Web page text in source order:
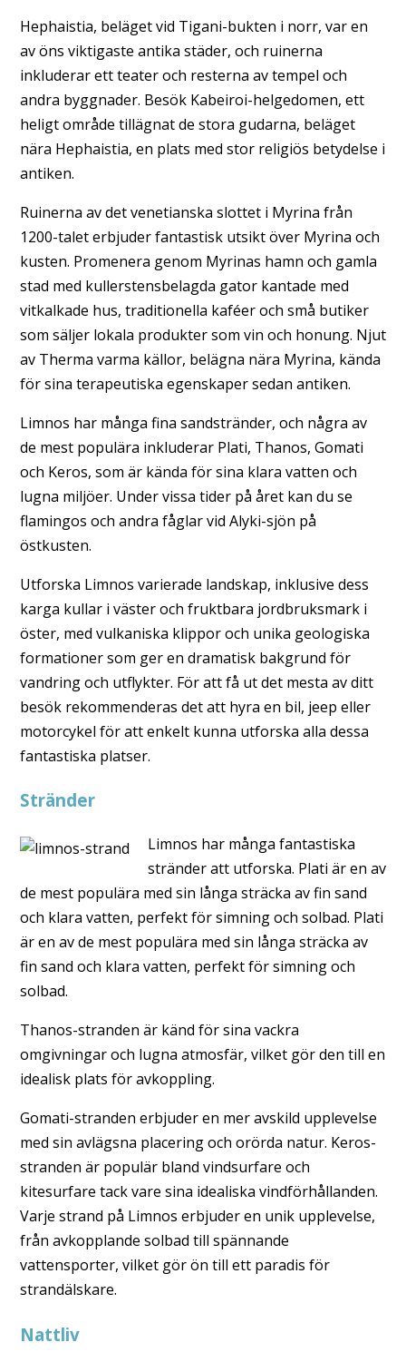
Hephaistia, beläget vid Tigani-bukten i norr, var en
av öns viktigaste antika städer, och ruinerna
inkluderar ett teater och resterna av tempel och
andra byggnader. Besök Kabeiroi-helgedomen, ett
heligt område tillägnat de stora gudarna, beläget
nära Hephaistia, en plats med stor religiös betydelse i
antiken.
Ruinerna av det venetianska slottet i Myrina från
1200-talet erbjuder fantastisk utsikt över Myrina och
kusten. Promenera genom Myrinas hamn och gamla
stad med kullerstensbelagda gator kantade med
vitkalkade hus, traditionella kaféer och små butiker
som säljer lokala produkter som vin och honung. Njut
av Therma varma källor, belägna nära Myrina, kända
för sina terapeutiska egenskaper sedan antiken.
Limnos har många fina sandstränder, och några av
de mest populära inkluderar Plati, Thanos, Gomati
och Keros, som är kända för sina klara vatten och
lugna miljöer. Under vissa tider på året kan du se
flamingos och andra fåglar vid Alyki-sjön på
östkusten.
Utforska Limnos varierade landskap, inklusive dess
karga kullar i väster och fruktbara jordbruksmark i
öster, med vulkaniska klippor och unika geologiska
formationer som ger en dramatisk bakgrund för
vandring och utflykter. För att få ut det mesta av ditt
besök rekommenderas det att hyra en bil, jeep eller
motorcykel för att enkelt kunna utforska alla dessa
fantastiska platser.
Stränder
Limnos har många fantastiska
stränder att utforska. Plati är en av
de mest populära med sin långa sträcka av fin sand
och klara vatten, perfekt för simning och solbad. Plati
är en av de mest populära med sin långa sträcka av
fin sand och klara vatten, perfekt för simning och
solbad.
Thanos-stranden är känd för sina vackra
omgivningar och lugna atmosfär, vilket gör den till en
idealisk plats för avkoppling.
Gomati-stranden erbjuder en mer avskild upplevelse
med sin avlägsna placering och orörda natur. Keros-
stranden är populär bland vindsurfare och
kitesurfare tack vare sina idealiska vindförhållanden.
Varje strand på Limnos erbjuder en unik upplevelse,
från avkopplande solbad till spännande
vattensporter, vilket gör ön till ett paradis för
strandälskare.
Nattliv